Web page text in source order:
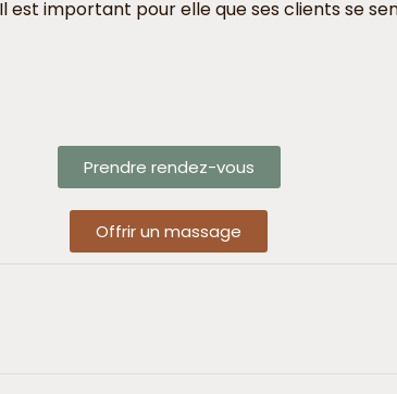
important pour elle que ses clients se
Prendre rendez-vous
Offrir un massage